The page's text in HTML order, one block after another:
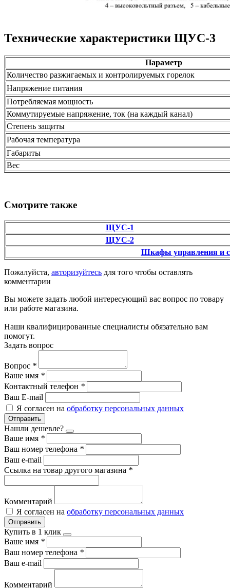
Технические характеристики ЩУС-3
Параметр
Количество разжигаемых и контролируемых горелок
Напряжение питания
Потребляемая мощность
Коммутируемые напряжение, ток (на каждый канал)
Степень защиты
Рабочая температура
Габариты
Вес
Смотрите также
ЩУС-1
ЩУС-2
Шкафы управления и
Пожалуйста, авторизуйтесь для того чтобы оставлять
комментарии
Вы можете задать любой интересующий вас вопрос по товару
или работе магазина.
Наши квалифицированные специалисты обязательно вам
помогут.
Задать вопрос
Вопрос *
Ваше имя *
Контактный телефон *
Ваш E-mail
Я согласен на обработку персональных данных
Отправить
Нашли дешевле?
Ваше имя *
Ваш номер телефона *
Ваш e-mail
Ссылка на товар другого магазина *
Комментарий
Я согласен на обработку персональных данных
Отправить
Купить в 1 клик
Ваше имя *
Ваш номер телефона *
Ваш e-mail
Комментарий